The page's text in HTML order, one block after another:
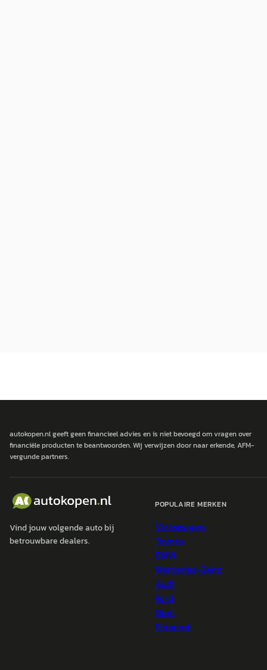
autokopen.nl geeft geen financieel advies en is niet bevoegd om vragen over
financiële producten te beantwoorden. Wij verwijzen door naar erkende, AFM-
vergunde partners.
Vind jouw volgende auto bij
betrouwbare dealers.
POPULAIRE MERKEN
Volkswagen
Toyota
BMW
Mercedes-Benz
Audi
Ford
Opel
Peugeot